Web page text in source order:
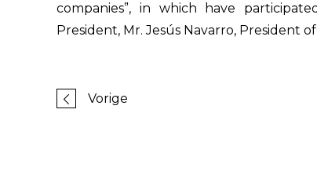
companies”, in which have
President, Mr. Jesús Navarro, President
Vorige